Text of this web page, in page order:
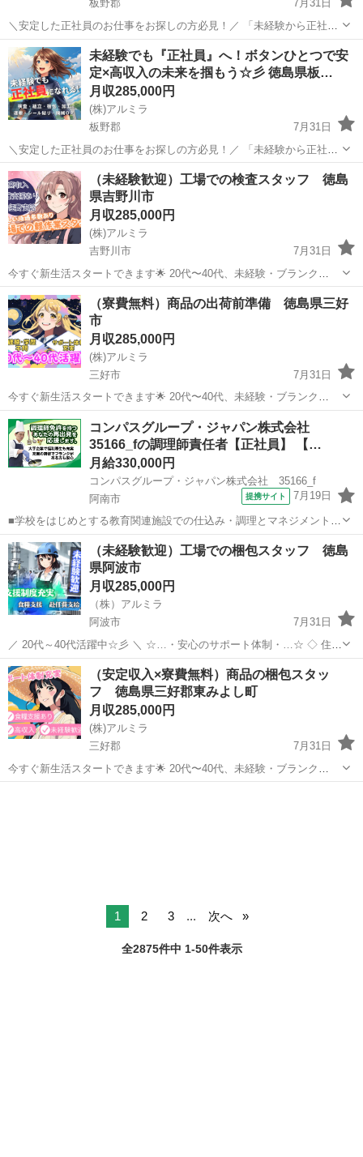
板野郡
7月31日
＼安定した正社員のお仕事をお探しの方必見！／ 「未経験から正社員
になれる？」 「すぐに働ける仕事が知りたい！」 「長期安定の職場で
働きたい！」 ⇒ そんなアナタにピッタリの正社員求人をご紹介！ ...
徳島 板野郡 工場 未経験
未経験でも『正社員』へ！ボタンひとつで安
定×高収入の未来を掴もう☆彡 徳島県板…
月収285,000円
(株)アルミラ
板野郡
7月31日
＼安定した正社員のお仕事をお探しの方必見！／ 「未経験から正社員
になれる？」 「すぐに働ける仕事が知りたい！」 「長期安定の職場で
働きたい！」 ⇒ そんなアナタにピッタリの正社員求人をご紹介！ ...
徳島 板野郡 工場 未経験
（未経験歓迎）工場での検査スタッフ 徳島
県吉野川市
月収285,000円
(株)アルミラ
吉野川市
7月31日
今すぐ新生活スタートできます🌟 20代〜40代、未経験・ブランク
OK！ 〇●LINEからの応募が可能になりました♪●〇 下記URLよりお友
達登録をお願いします☆ URL: https://lin.ee...
徳島 吉野川市 工場 未経験
（寮費無料）商品の出荷前準備 徳島県三好
市
月収285,000円
(株)アルミラ
三好市
7月31日
今すぐ新生活スタートできます🌟 20代〜40代、未経験・ブランク
OK！ 〇●LINEからの応募が可能になりました♪●〇 下記URLよりお友
達登録をお願いします☆ URL: https://lin.ee...
徳島 三好市 工場 未経験
コンパスグループ・ジャパン株式会社
35166_fの調理師責任者【正社員】 【…
月給330,000円
コンパスグループ・ジャパン株式会社 35166_f
阿南市
提携サイト 7月19日
■学校をはじめとする教育関連施設での仕込み・調理とマネジメント業
務をお願いします。マネジメントはクライアント対応のほか、売り上
げ・予算管理、発注など。アルバイトやパートの面接対応、新人スタ
ッフの教育・指導といったスタッフ管理...
徳島 阿南市 調理師
（未経験歓迎）工場での梱包スタッフ 徳島
県阿波市
月収285,000円
（株）アルミラ
阿波市
7月31日
／ 20代～40代活躍中☆彡 ＼ ☆…・安心のサポート体制・…☆ ◇ 住ま
いの心配ゼロ！ ◇ • 個室1R完全無料！ • 即日入寮OK！など ◇ 所持金
ゼロでもスタートできる！ ...
徳島 阿波市 工場 未経験
（安定収入×寮費無料）商品の梱包スタッ
フ 徳島県三好郡東みよし町
月収285,000円
(株)アルミラ
三好郡
7月31日
今すぐ新生活スタートできます🌟 20代〜40代、未経験・ブランク
OK！ 〇●LINEからの応募が可能になりました♪●〇 下記URLよりお友
1 2 3 ... 次へ
全2875件中 1-50件表示